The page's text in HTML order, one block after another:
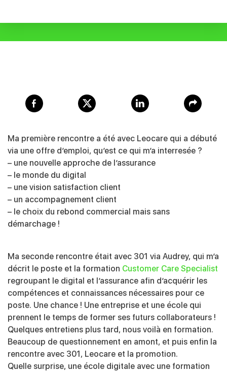
Ma première rencontre a été avec Leocare qui a débuté
via une offre d’emploi, qu’est ce qui m’a interresée ?
– une nouvelle approche de l’assurance
– le monde du digital
– une vision satisfaction client
– un accompagnement client
– le choix du rebond commercial mais sans
démarchage !
Ma seconde rencontre était avec 301 via Audrey, qui m’a
décrit le poste et la formation Customer Care Specialist
regroupant le digital et l’assurance afin d’acquérir les
compétences et connaissances nécessaires pour ce
poste. Une chance ! Une entreprise et une école qui
prennent le temps de former ses futurs collaborateurs !
Quelques entretiens plus tard, nous voilà en formation.
Beaucoup de questionnement en amont, et puis enfin la
rencontre avec 301, Leocare et la promotion.
Quelle surprise, une école digitale avec une formation